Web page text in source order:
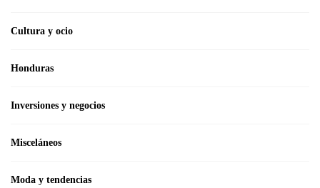
Cultura y ocio
Honduras
Inversiones y negocios
Misceláneos
Moda y tendencias